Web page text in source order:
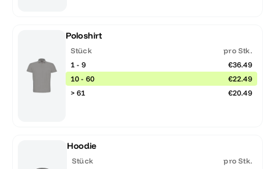
Poloshirt
Stück
pro Stk.
1 - 9
€36.49
10 - 60
€22.49
> 61
€20.49
Hoodie
Stück
pro Stk.